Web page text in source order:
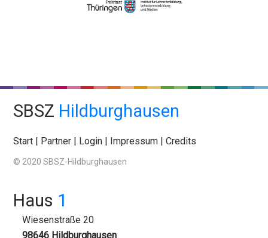
SBSZ Hildburghausen
Start | Partner | Login | Impressum |Credits
© 2020 SBSZ-Hildburghausen
Haus 1
Wiesenstraße 20
98646 Hildburghausen